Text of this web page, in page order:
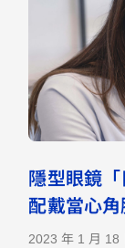
隱型眼鏡
配戴當心角
2023 年 1 月 18